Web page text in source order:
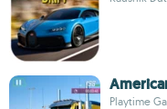
Playtime